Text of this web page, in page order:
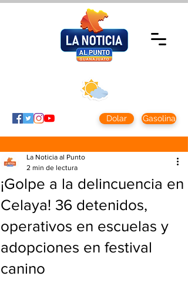
Dolar Gasolina
¡Golpe a la delincuencia en
Celaya! 36 detenidos,
operativos en escuelas y
adopciones en festival
canino
La Noticia al Punto
2 min de lectura